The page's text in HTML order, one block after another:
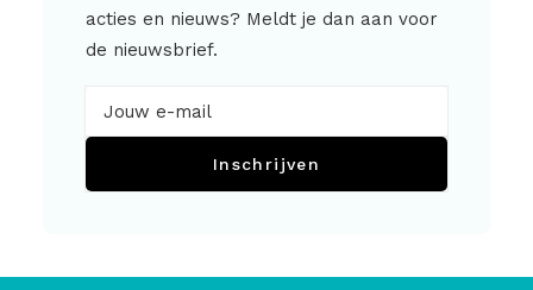
acties en nieuws? Meldt je dan aan voor
de nieuwsbrief.
Inschrijven